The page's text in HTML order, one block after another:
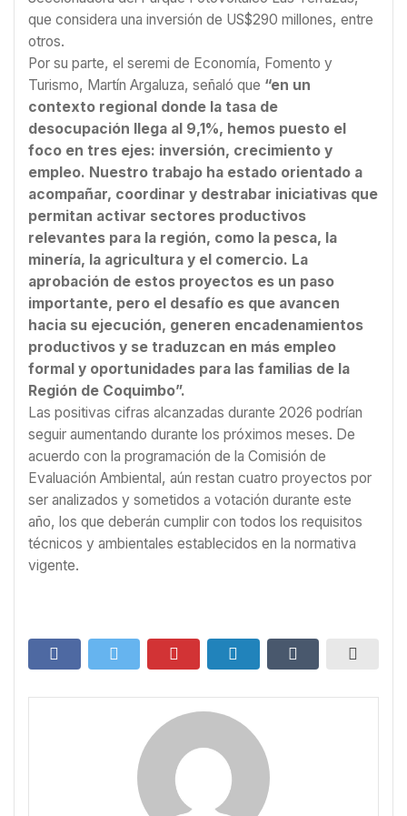
que considera una inversión de US$290 millones, entre
otros.
Por su parte, el seremi de Economía, Fomento y
Turismo, Martín Argaluza, señaló que “en un
contexto regional donde la tasa de
desocupación llega al 9,1%, hemos puesto el
foco en tres ejes: inversión, crecimiento y
empleo. Nuestro trabajo ha estado orientado a
acompañar, coordinar y destrabar iniciativas que
permitan activar sectores productivos
relevantes para la región, como la pesca, la
minería, la agricultura y el comercio. La
aprobación de estos proyectos es un paso
importante, pero el desafío es que avancen
hacia su ejecución, generen encadenamientos
productivos y se traduzcan en más empleo
formal y oportunidades para las familias de la
Región de Coquimbo”.
Las positivas cifras alcanzadas durante 2026 podrían
seguir aumentando durante los próximos meses. De
acuerdo con la programación de la Comisión de
Evaluación Ambiental, aún restan cuatro proyectos por
ser analizados y sometidos a votación durante este
año, los que deberán cumplir con todos los requisitos
técnicos y ambientales establecidos en la normativa
vigente.